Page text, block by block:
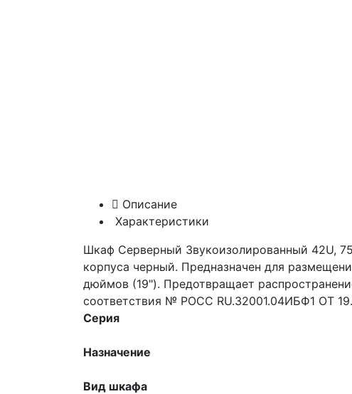
Описание
Характеристики
Шкаф Серверный Звукоизолированный 42U,
корпуса черный. Предназначен для
дюймов (19"). Предотвращает
соответствия № РОСС RU.32001.04ИБФ1 ОТ
Серия
Назначение
Вид шкафа